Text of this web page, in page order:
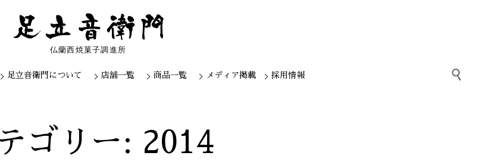
仏蘭西焼菓子調進所
Skip
足立音衛門について 店舗一覧 商品一覧 メディア掲載 採用情報 
ゴリー: 2014